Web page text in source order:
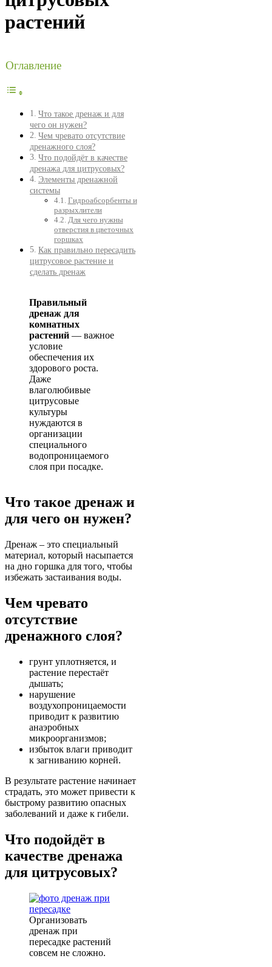
растений
Оглавление
Что такое дренаж и для
чего он нужен?
Чем чревато отсутствие
дренажного слоя?
Что подойдёт в качестве
дренажа для цитрусовых?
Элементы дренажной
системы
Гидроабсорбенты и
разрыхлители
Для чего нужны
отверстия в цветочных
горшках
Как правильно пересадить
цитрусовое растение и
сделать дренаж
Правильный
дренаж для
комнатных
растений — важное
условие
обеспечения их
здорового роста.
Даже
влаголюбивые
цитрусовые
культуры
нуждаются в
организации
специального
водопроницаемого
слоя при посадке.
Что такое дренаж и
для чего он нужен?
Дренаж – это специальный
материал, который насыпается
на дно горшка для того, чтобы
избежать застаивания воды.
Чем чревато
отсутствие
дренажного слоя?
грунт уплотняется, и
растение перестаёт
дышать;
нарушение
воздухопроницаемости
приводит к развитию
анаэробных
микроорганизмов;
избыток влаги приводит
к загниванию корней.
В результате растение начинает
страдать, это может привести к
быстрому развитию опасных
заболеваний и даже к гибели.
Что подойдёт в
качестве дренажа
для цитрусовых?
Организовать
дренаж при
пересадке растений
совсем не сложно.